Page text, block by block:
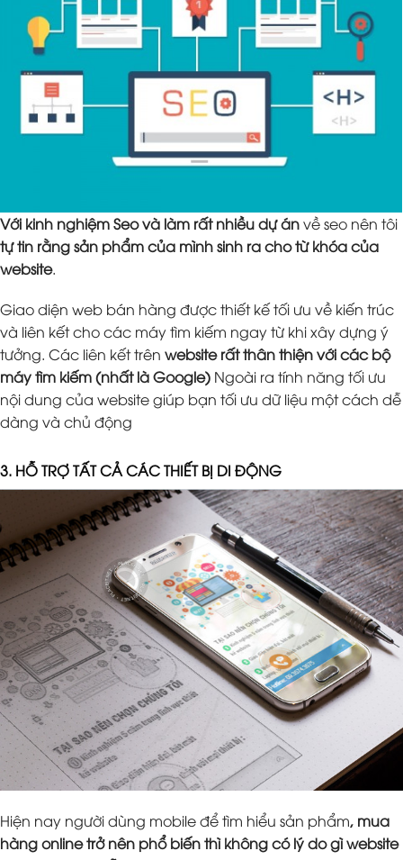
Với kinh nghiệm Seo và làm rất nhiều dự ánvề seo nên tôi
tự tin rằng sản phẩm của mình sinh ra cho từ khóa của
website.
Giao diện web bán hàng được thiết kế tối ưu về kiến trúc
và liên kết cho các máy tìm kiếm ngay từ khi xây dựng ý
tưởng. Các liên kết trên website rất thân thiện với các bộ
máy tìm kiếm (nhất là Google) Ngoài ra tính năng tối ưu
nội dung của website giúp bạn tối ưu dữ liệu một cách dễ
dàng và chủ động
3. HỖ TRỢ TẤT CẢ CÁC THIẾT BỊ DI ĐỘNG
Hiện nay người dùng mobile để tìm hiểu sản phẩm, mua
hàng online trở nên phổ biến thì không có lý do gì website